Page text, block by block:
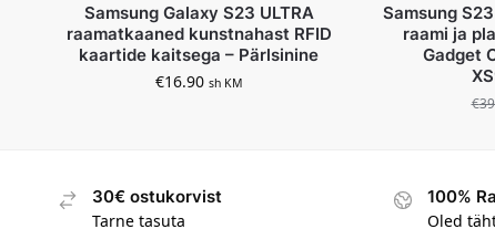
Samsung Galaxy S23 ULTRA
raamatkaaned kunstnahast RFID
kaartide kaitsega – Pärlsinine
€16.90 sh KM
Samsung
raami ja
Gadget
€
30€ ostukorvist
Tarne tasuta
100%
Oled